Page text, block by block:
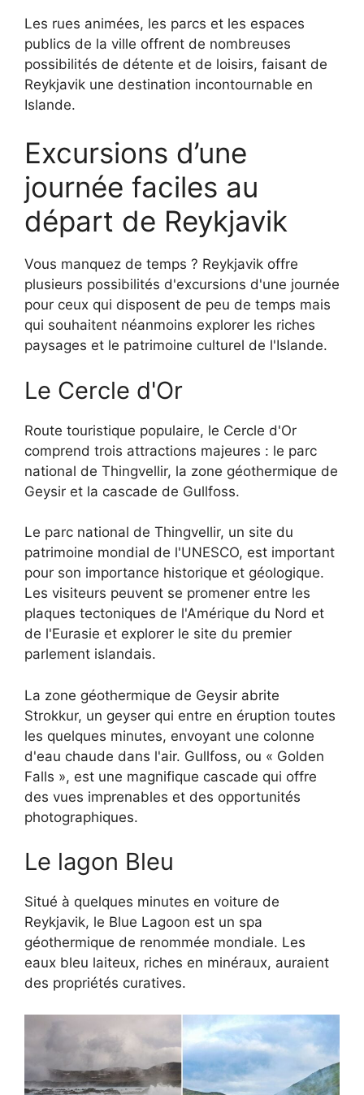
Les rues animées, les parcs et les espaces
publics de la ville offrent de nombreuses
possibilités de détente et de loisirs, faisant de
Reykjavik une destination incontournable en
Islande.
Excursions d’une
journée faciles au
départ de Reykjavik
Vous manquez de temps ? Reykjavik offre
plusieurs possibilités d'excursions d'une journée
pour ceux qui disposent de peu de temps mais
qui souhaitent néanmoins explorer les riches
paysages et le patrimoine culturel de l'Islande.
Le Cercle d'Or
Route touristique populaire, le Cercle d'Or
comprend trois attractions majeures : le parc
national de Thingvellir, la zone géothermique de
Geysir et la cascade de Gullfoss.
Le parc national de Thingvellir, un site du
patrimoine mondial de l'UNESCO, est important
pour son importance historique et géologique.
Les visiteurs peuvent se promener entre les
plaques tectoniques de l'Amérique du Nord et
de l'Eurasie et explorer le site du premier
parlement islandais.
La zone géothermique de Geysir abrite
Strokkur, un geyser qui entre en éruption toutes
les quelques minutes, envoyant une colonne
d'eau chaude dans l'air. Gullfoss, ou « Golden
Falls », est une magnifique cascade qui offre
des vues imprenables et des opportunités
photographiques.
Le lagon Bleu
Situé à quelques minutes en voiture de
Reykjavik, le Blue Lagoon est un spa
géothermique de renommée mondiale. Les
eaux bleu laiteux, riches en minéraux, auraient
des propriétés curatives.